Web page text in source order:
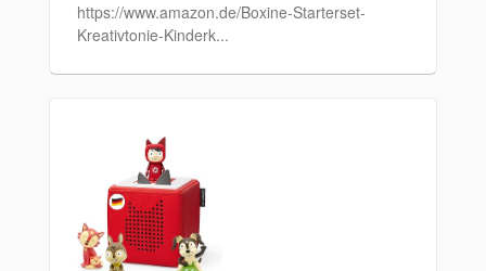
https://www.amazon.de/Boxine-Starterset-
Kreativtonie-Kinderk...